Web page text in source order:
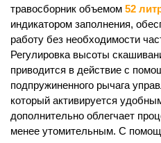
травосборник объемом 52
индикатором заполнения,
работу без необходимости
Регулировка высоты
приводится в действие с
подпружиненного рычага
который активируется
дополнительно облегчает
менее утомительным. С